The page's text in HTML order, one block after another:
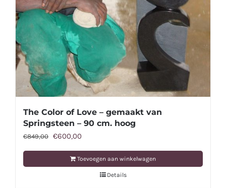
The Color of Love – gemaakt van
Springsteen – 90 cm. hoog
€849,00 Oorspronkelijke
prijs
€600,00
prijs
is:
€600,00.
Toevoegen aan winkelwagen
Details